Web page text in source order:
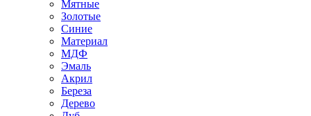
Мятные
Золотые
Синие
Материал
МДФ
Эмаль
Акрил
Береза
Дерево